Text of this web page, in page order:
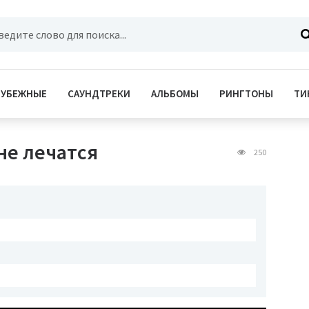
САУНДТРЕКИ АЛЬБОМЫ РИНГТОНЫ
лечатся 250